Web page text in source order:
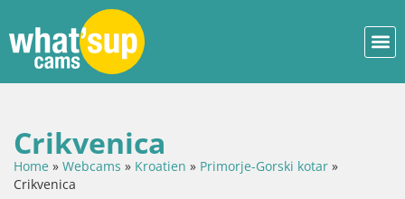
Crikvenica
Home » Webcams » Kroatien » Primorje-Gorski kotar »
Crikvenica